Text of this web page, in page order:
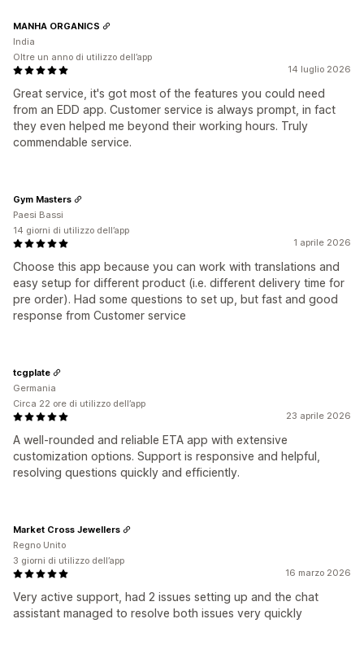
14 luglio 2026
Great service, it's got most of the features you could need
from an EDD app. Customer service is always prompt, in fact
they even helped me beyond their working hours. Truly
commendable service.
MANHA ORGANICS
India
Oltre un anno di utilizzo dell’app
1 aprile 2026
Choose this app because you can work with translations and
easy setup for different product (i.e. different delivery time for
pre order). Had some questions to set up, but fast and good
response from Customer service
Gym Masters
Paesi Bassi
14 giorni di utilizzo dell’app
23 aprile 2026
A well-rounded and reliable ETA app with extensive
customization options. Support is responsive and helpful,
resolving questions quickly and efficiently.
tcgplate
Germania
Circa 22 ore di utilizzo dell’app
16 marzo 2026
Very active support, had 2 issues setting up and the chat
assistant managed to resolve both issues very quickly
Market Cross Jewellers
Regno Unito
3 giorni di utilizzo dell’app